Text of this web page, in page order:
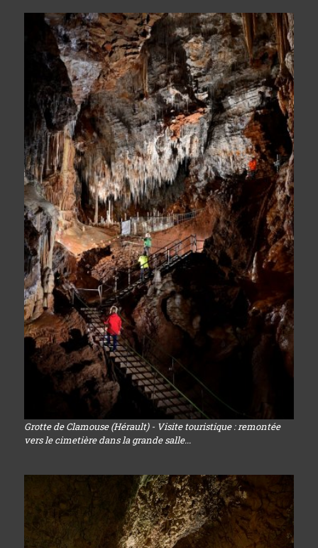
Grotte de Clamouse (Hérault) - Visite touristique : remontée
vers le cimetière dans la grande salle...